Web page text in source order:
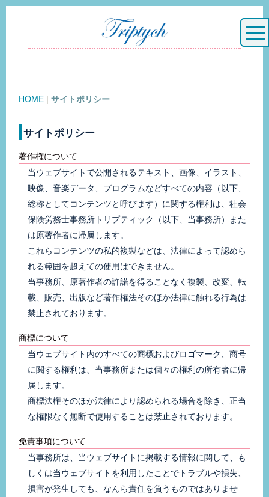
HOME |サイトポリシー
サイトポリシー
著作権について
当ウェブサイトで公開されるテキスト、画像、イラスト、
映像、音楽データ、プログラムなどすべての内容（以下、
総称としてコンテンツと呼びます）に関する権利は、社会
保険労務士事務所トリプティック（以下、当事務所）また
は原著作者に帰属します。
これらコンテンツの私的複製などは、法律によって認めら
れる範囲を超えての使用はできません。
当事務所、原著作者の許諾を得ることなく複製、改変、転
載、販売、出版など著作権法そのほか法律に触れる行為は
禁止されております。
商標について
当ウェブサイト内のすべての商標およびロゴマーク、商号
に関する権利は、当事務所または個々の権利の所有者に帰
属します。
商標法権そのほか法律により認められる場合を除き、正当
な権限なく無断で使用することは禁止されております。
免責事項について
当事務所は、当ウェブサイトに掲載する情報に関して、も
しくは当ウェブサイトを利用したことでトラブルや損失、
損害が発生しても、なんら責任を負うものではありませ